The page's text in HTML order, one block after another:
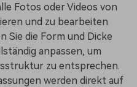
Fotos oder Videos von
und zu bearbeiten
Sie die Form und Dicke
anpassen, um
zu entsprechen.
werden direkt auf